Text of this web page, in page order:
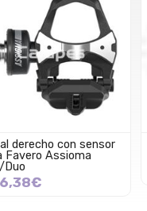
derecho Favero
sin sensor